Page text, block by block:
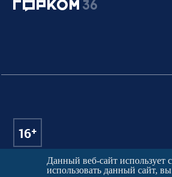
Данный веб-сайт использует
использовать данный сайт,